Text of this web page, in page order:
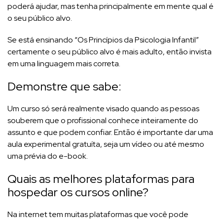
poderá ajudar, mas tenha principalmente em mente qual é
o seu público alvo.
Se está ensinando “Os Princípios da Psicologia Infantil”
certamente o seu público alvo é mais adulto, então invista
em uma linguagem mais correta.
Demonstre que sabe:
Um curso só será realmente visado quando as pessoas
souberem que o profissional conhece inteiramente do
assunto e que podem confiar. Então é importante dar uma
aula experimental gratuíta, seja um vídeo ou até mesmo
uma prévia do e-book.
Quais as melhores plataformas para
hospedar os cursos online?
Na internet tem muitas plataformas que você pode